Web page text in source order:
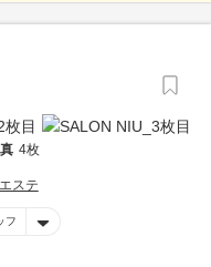
4枚
エステ
フ